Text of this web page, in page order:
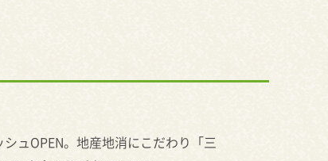
ュOPEN。地産地消にこだわり「三